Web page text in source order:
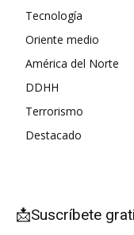
Tecnología
Oriente medio
América del Norte
DDHH
Terrorismo
Destacado
📩Suscríbete